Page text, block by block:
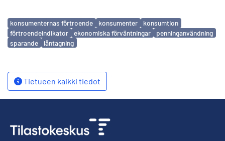
Avainsanat
konsumenternas förtroende konsumenter
konsumtion
förtroendeindikator
ekonomiska förväntningar
penninganvändning
sparande
låntagning
Tietueen kaikki tiedot